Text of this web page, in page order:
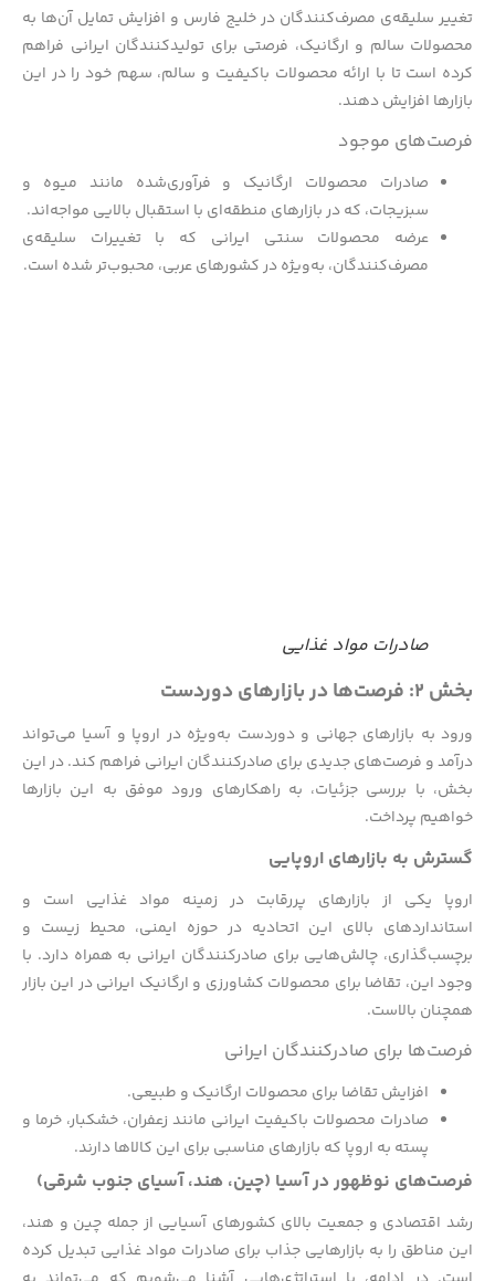
تغییر سلیقه‌ی مصرف‌کنندگان در خلیج فارس و افزایش تمایل آن‌ها به
محصولات سالم و ارگانیک، فرصتی برای تولیدکنندگان ایرانی فراهم
کرده است تا با ارائه محصولات باکیفیت و سالم، سهم خود را در این
بازارها افزایش دهند.
فرصت‌های موجود
صادرات محصولات ارگانیک و فرآوری‌شده مانند میوه و
سبزیجات، که در بازارهای منطقه‌ای با استقبال بالایی مواجه‌اند.
عرضه محصولات سنتی ایرانی که با تغییرات سلیقه‌ی
مصرف‌کنندگان، به‌ویژه در کشورهای عربی، محبوب‌تر شده است.
صادرات مواد غذایی
بخش ۲: فرصت‌ها در بازارهای دوردست
ورود به بازارهای جهانی و دوردست به‌ویژه در اروپا و آسیا می‌تواند
درآمد و فرصت‌های جدیدی برای صادرکنندگان ایرانی فراهم کند. در این
بخش، با بررسی جزئیات، به راهکارهای ورود موفق به این بازارها
خواهیم پرداخت.
گسترش به بازارهای اروپایی
اروپا یکی از بازارهای پررقابت در زمینه مواد غذایی است و
استانداردهای بالای این اتحادیه در حوزه ایمنی، محیط زیست و
برچسب‌گذاری، چالش‌هایی برای صادرکنندگان ایرانی به همراه دارد. با
وجود این، تقاضا برای محصولات کشاورزی و ارگانیک ایرانی در این بازار
همچنان بالاست.
فرصت‌ها برای صادرکنندگان ایرانی
افزایش تقاضا برای محصولات ارگانیک و طبیعی.
صادرات محصولات باکیفیت ایرانی مانند زعفران، خشکبار، خرما و
پسته به اروپا که بازارهای مناسبی برای این کالاها دارند.
فرصت‌های نوظهور در آسیا (چین، هند، آسیای جنوب شرقی)
رشد اقتصادی و جمعیت بالای کشورهای آسیایی از جمله چین و هند،
این مناطق را به بازارهایی جذاب برای صادرات مواد غذایی تبدیل کرده